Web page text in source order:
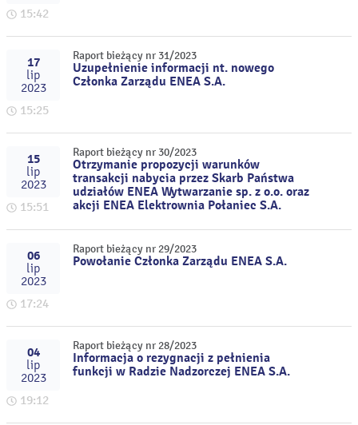
15:42
17
lip
2023
15:25
Raport bieżący nr 31/2023
Uzupełnienie informacji nt. nowego
Członka Zarządu ENEA S.A.
15
lip
2023
15:51
Raport bieżący nr 30/2023
Otrzymanie propozycji warunków
transakcji nabycia przez Skarb Państwa
udziałów ENEA Wytwarzanie sp. z o.o. oraz
akcji ENEA Elektrownia Połaniec S.A.
06
lip
2023
17:24
Raport bieżący nr 29/2023
Powołanie Członka Zarządu ENEA S.A.
04
lip
2023
19:12
Raport bieżący nr 28/2023
Informacja o rezygnacji z pełnienia
funkcji w Radzie Nadzorczej ENEA S.A.